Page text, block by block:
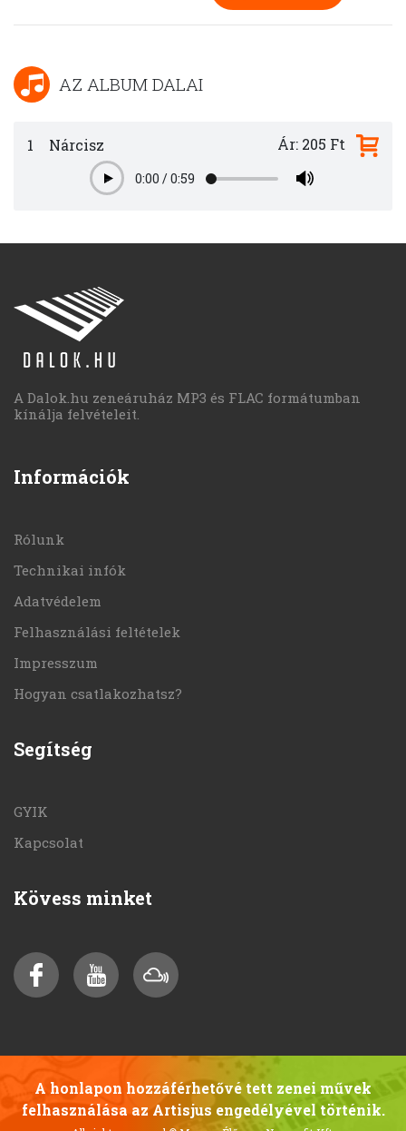
AZ ALBUM DALAI
1 Nárcisz
Play0:00 /0:59
Ár: 205 Ft
A Dalok.hu zeneáruház MP3 és FLAC formátumban
kínálja felvételeit.
Információk
Rólunk
Technikai infók
Adatvédelem
Felhasználási feltételek
Impresszum
Hogyan csatlakozhatsz?
Segítség
GYIK
Kapcsolat
Kövess minket
A honlapon hozzáférhetővé tett zenei művek
felhasználása az Artisjus engedélyével történik.